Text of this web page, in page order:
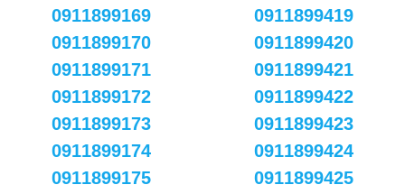
0911899169
0911899170
0911899171
0911899172
0911899173
0911899174
0911899175
0911899419
0911899420
0911899421
0911899422
0911899423
0911899424
0911899425